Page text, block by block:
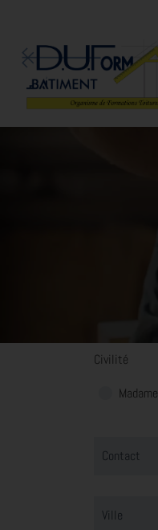
Civilité
Madame
Contact
Ville